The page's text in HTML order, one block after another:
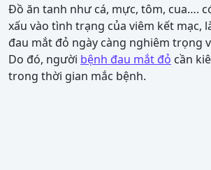
Đồ ăn tanh như cá, mực, tôm, cua….
xấu vào tình trạng của viêm kết mạc,
đau mắt đỏ ngày càng nghiêm trọng
Do đó, người bệnh đau mắt đỏ cần
trong thời gian mắc bệnh.